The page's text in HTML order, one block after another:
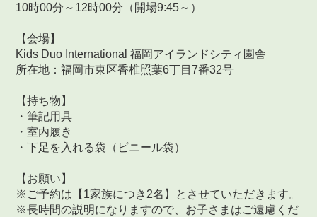
10時00分～12時00分（開場9:45～）
【会場】
Kids Duo International 福岡アイランドシティ園舎
所在地：福岡市東区香椎照葉6丁目7番32号
【持ち物】
・筆記用具
・室内履き
・下足を入れる袋（ビニール袋）
【お願い】
※ご予約は【1家族につき2名】とさせていただきます。
※長時間の説明になりますので、お子さまはご遠慮くだ